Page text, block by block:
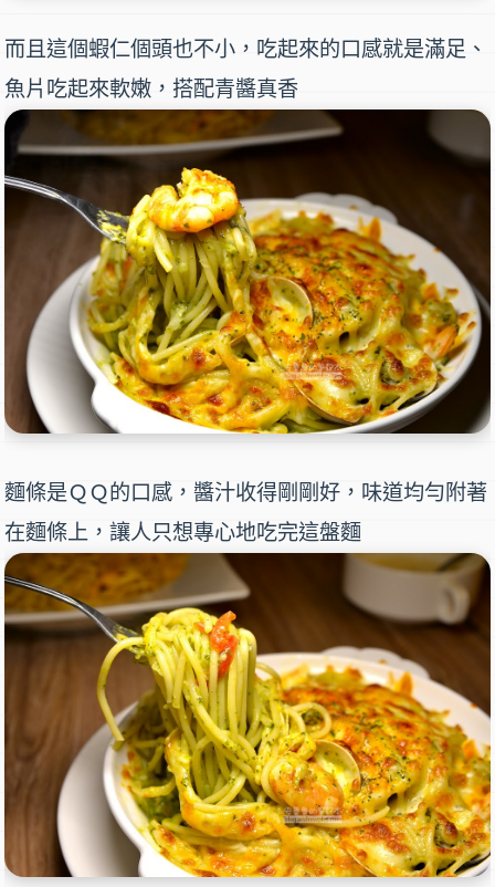
而且這個蝦仁個頭也不小，吃起來的口感就是滿足、
魚片吃起來軟嫩，搭配青醬真香
麵條是ＱＱ的口感，醬汁收得剛剛好，味道均勻附著
在麵條上，讓人只想專心地吃完這盤麵